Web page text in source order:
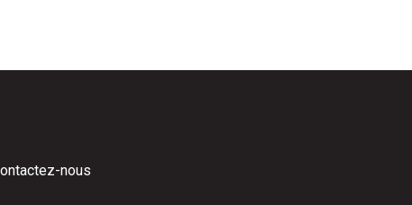
nous